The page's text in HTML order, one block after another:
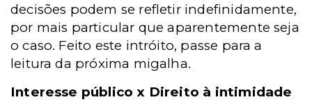
decisões podem se refletir indefinidamente,
por mais particular que aparentemente seja
o caso. Feito este intróito, passe para a
leitura da próxima migalha.
Interesse público x Direito à intimidade